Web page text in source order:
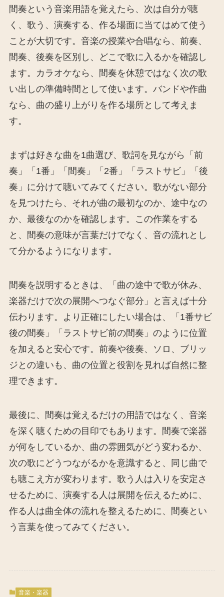
間奏という音楽用語を覚えたら、次は自分が聴
く、歌う、演奏する、作る場面に当てはめて使う
ことが大切です。音楽の授業や合唱なら、前奏、
間奏、後奏を区別し、どこで歌に入るかを確認し
ます。カラオケなら、間奏を休憩ではなく次の歌
い出しの準備時間として使います。バンドや作曲
なら、曲の盛り上がりを作る場所として考えま
す。
まずは好きな曲を1曲選び、歌詞を見ながら「前
奏」「1番」「間奏」「2番」「ラストサビ」「後
奏」に分けて聴いてみてください。歌がない部分
を見つけたら、それが曲の最初なのか、途中なの
か、最後なのかを確認します。この作業をする
と、間奏の意味が言葉だけでなく、音の流れとし
て分かるようになります。
間奏を説明するときは、「曲の途中で歌が休み、
楽器だけで次の展開へつなぐ部分」と言えば十分
伝わります。より正確にしたい場合は、「1番サビ
後の間奏」「ラストサビ前の間奏」のように位置
を加えると安心です。前奏や後奏、ソロ、ブリッ
ジとの違いも、曲の位置と役割を見れば自然に整
理できます。
最後に、間奏は覚えるだけの用語ではなく、音楽
を深く聴くための目印でもあります。間奏で楽器
が何をしているか、曲の雰囲気がどう変わるか、
次の歌にどうつながるかを意識すると、同じ曲で
も聴こえ方が変わります。歌う人は入りを安定さ
せるために、演奏する人は展開を伝えるために、
作る人は曲全体の流れを整えるために、間奏とい
う言葉を使ってみてください。
音楽・楽器